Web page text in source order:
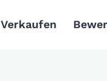
Verkaufen